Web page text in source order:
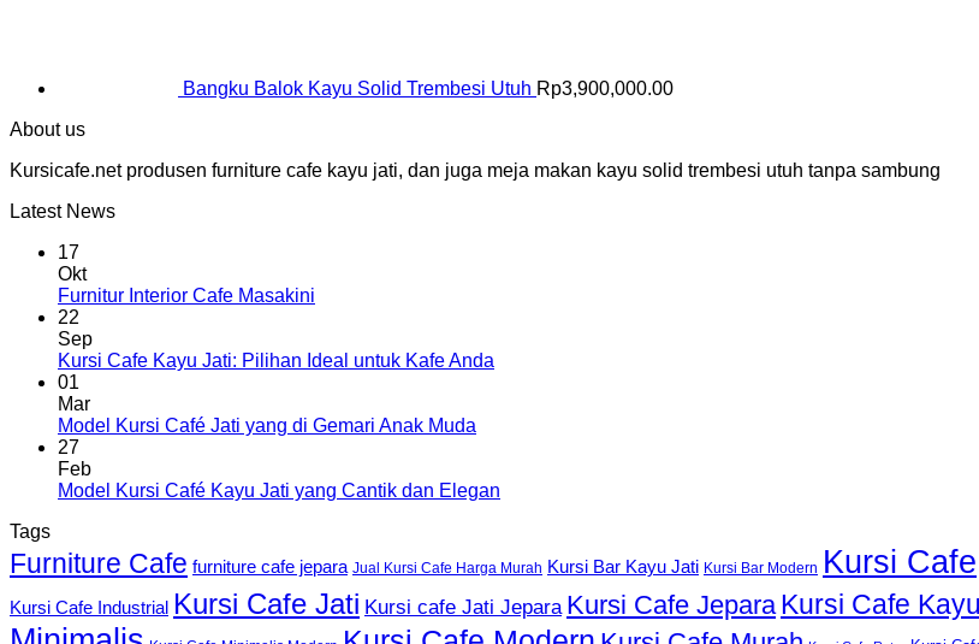
Bangku Balok Kayu Solid Trembesi Utuh Rp3,900,000.00
About us
Kursicafe.net produsen furniture cafe kayu jati, dan juga meja makan kayu solid trembesi utuh tanpa sambung
Latest News
17
Okt
Furnitur Interior Cafe Masakini
22
Sep
Kursi Cafe Kayu Jati: Pilihan Ideal untuk Kafe Anda
01
Mar
Model Kursi Café Jati yang di Gemari Anak Muda
27
Feb
Model Kursi Café Kayu Jati yang Cantik dan Elegan
Tags
Furniture Cafe furniture cafe jepara Jual Kursi Cafe Harga Murah Kursi Bar Kayu Jati Kursi Bar Modern Kursi Cafe
Kursi Cafe Industrial Kursi Cafe Jati Kursi cafe Jati Jepara Kursi Cafe Jepara Kursi Cafe Kayu